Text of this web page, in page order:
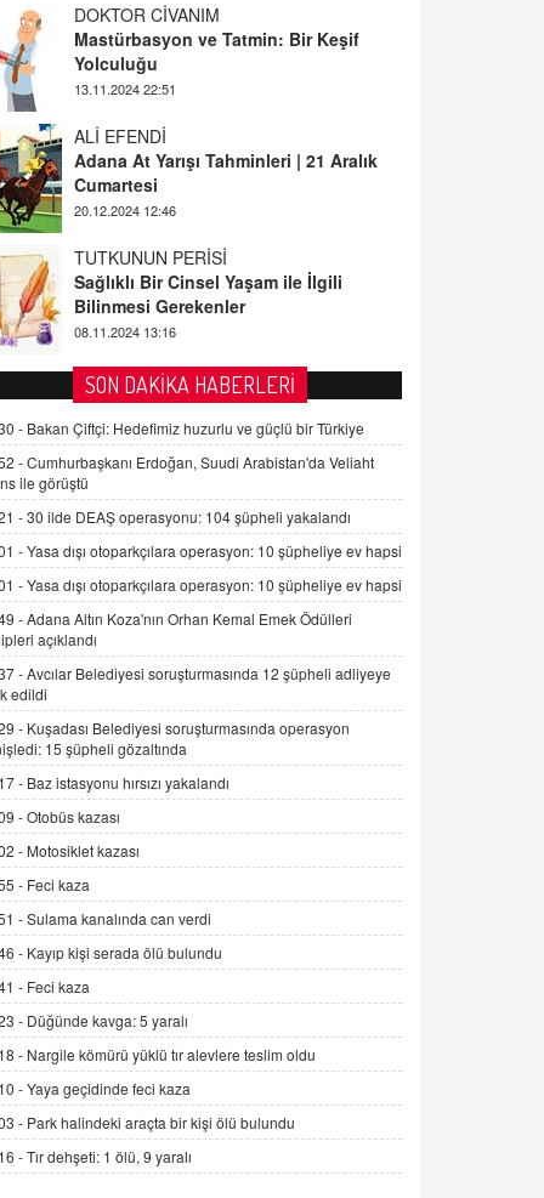
DOKTOR CİVANIM
Mastürbasyon ve Tatmin: Bir Keşif
Yolculuğu
13.11.2024 22:51
ALİ EFENDİ
Adana At Yarışı Tahminleri | 21 Aralık
Cumartesi
20.12.2024 12:46
TUTKUNUN PERİSİ
Sağlıklı Bir Cinsel Yaşam ile İlgili
Bilinmesi Gerekenler
08.11.2024 13:16
FARUK ÖNALAN
Tezkere Onaylanmasaydı…
2 Kasım 2021 Salı 00:11
AV. DOĞAN CAN DOĞAN
Kişisel verilerin korunması ve dijital
hukukun gelişimi
15.09.2025 16:17
SEHER EREK
Kış Ayları Geldi, Hangi Önlemler
Alınmalı?
İNCİ GÜL AKÖL
Trump Keşke Adana'yı da Ziyaret Etse...
06.07.2026 13:00
ADEM AKÖL
Esed Destekçilerinin Yüzüne Vurulan
Şamar: Sednaya
11.12.2024 12:30
DR. EKREM ASLAN
Gerçek Ne, Algı Ne? "Beraber
Yürüyoruz" Cümlesinin Peşinden
19.07.2025 12:45
GÖNÜL MENEKŞE
Şifacının Yolu
04.11.2025 12:56
SON DAKİKA HABERLERİ
- Bakan Çiftçi: Hedefimiz huzurlu ve güçlü bir Türkiye
-Cumhurbaşkanı Erdoğan, Suudi Arabistan'da Veliaht
ile görüştü
-30 ilde DEAŞ operasyonu: 104 şüpheli yakalandı
-Yasa dışı otoparkçılara operasyon: 10 şüpheliye ev hapsi
-Yasa dışı otoparkçılara operasyon: 10 şüpheliye ev hapsi
-Adana Altın Koza'nın Orhan Kemal Emek Ödülleri
açıklandı
-Avcılar Belediyesi soruşturmasında 12 şüpheli adliyeye
edildi
- Kuşadası Belediyesi soruşturmasında operasyon
15 şüpheli gözaltında
- Baz istasyonu hırsızı yakalandı
-Otobüs kazası
- Motosiklet kazası
- Feci kaza
-Sulama kanalında can verdi
- Kayıp kişi serada ölü bulundu
- Feci kaza
- Düğünde kavga: 5 yaralı
- Nargile kömürü yüklü tır alevlere teslim oldu
-Yaya geçidinde feci kaza
- Park halindeki araçta bir kişi ölü bulundu
-Tır dehşeti: 1 ölü, 9 yaralı